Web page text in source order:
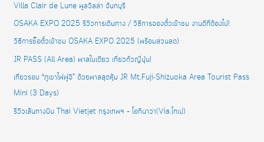
Villa Clair de Lune พูลวิลล่า จันทบุรี
OSAKA EXPO 2025 รีวิวการเดินทาง / วิธีการจองตั๋วเข้าชม งานดีที่ต้องไป!
วิธีการซื้อตั๋วเข้าชม OSAKA EXPO 2025 (พร้อมส่วนลด)
JR PASS (All Area) พาสใบเดียว เที่ยวทั่วญี่ปุ่น!
เที่ยวรอบ “ภูเขาไฟฟูจิ” ด้วยพาสสุดคุ้ม JR Mt.Fuji-Shizuoka Area Tourist Pass
Mini (3 Days)
รีวิวเส้นทางบิน Thai Vietjet กรุงเทพฯ – โอกินาว่า(Via.ไทเป)